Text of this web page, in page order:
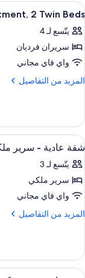
استعراض
جميع
صور
Superior
Apartment,
2
10
2 Twin Beds
يتّسع لـ 4
سريران فرديان
واي فاي مجاني
المزيد من التفاصيل
المزيد
Superior
Apartment,
2
Beds
استعراض
جميع
صور
شقة
عادية
-
8
شقة عادية - سرير
يتّسع لـ 3
سرير ملكي
واي فاي مجاني
المزيد من التفاصيل
المزيد
شقة
عادية
استعراض